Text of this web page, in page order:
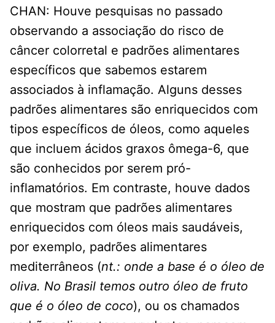
CHAN: Houve pesquisas no passado
observando a associação do risco de
câncer colorretal e padrões alimentares
específicos que sabemos estarem
associados à inflamação. Alguns desses
padrões alimentares são enriquecidos com
tipos específicos de óleos, como aqueles
que incluem ácidos graxos ômega-6, que
são conhecidos por serem pró-
inflamatórios. Em contraste, houve dados
que mostram que padrões alimentares
enriquecidos com óleos mais saudáveis,
por exemplo, padrões alimentares
mediterrâneos (nt.: onde a base é o óleo de
oliva. No Brasil temos outro óleo de fruto
que é o óleo de coco), ou os chamados